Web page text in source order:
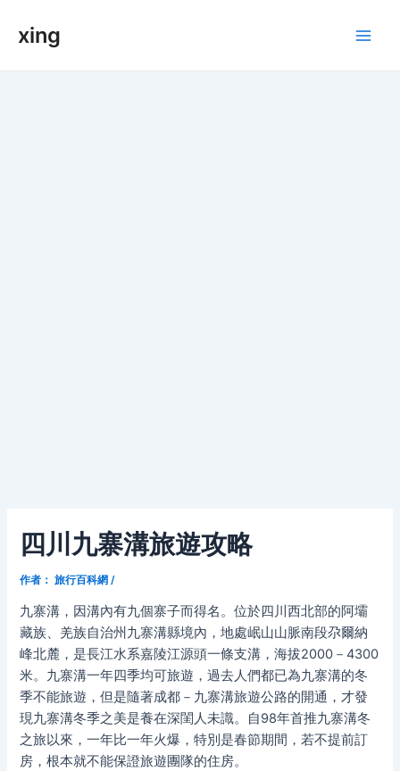
xing
四川九寨溝旅遊攻略
作者： 旅行百科網 /
九寨溝，因溝內有九個寨子而得名。位於四川西北部的阿壩
藏族、羌族自治州九寨溝縣境內，地處岷山山脈南段尕爾納
峰北麓，是長江水系嘉陵江源頭一條支溝，海拔2000－4300
米。九寨溝一年四季均可旅遊，過去人們都已為九寨溝的冬
季不能旅遊，但是隨著成都－九寨溝旅遊公路的開通，才發
現九寨溝冬季之美是養在深閨人未識。自98年首推九寨溝冬
之旅以來，一年比一年火爆，特別是春節期間，若不提前訂
房，根本就不能保證旅遊團隊的住房。